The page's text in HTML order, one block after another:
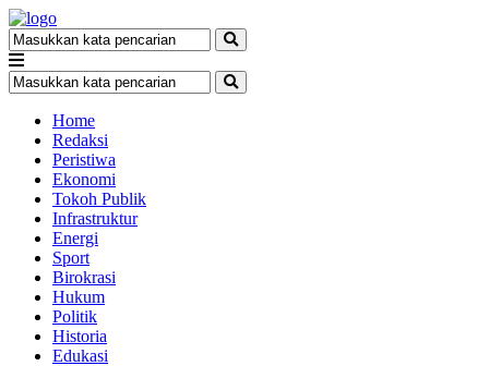
Home
Redaksi
Peristiwa
Ekonomi
Tokoh Publik
Infrastruktur
Energi
Sport
Birokrasi
Hukum
Politik
Historia
Edukasi